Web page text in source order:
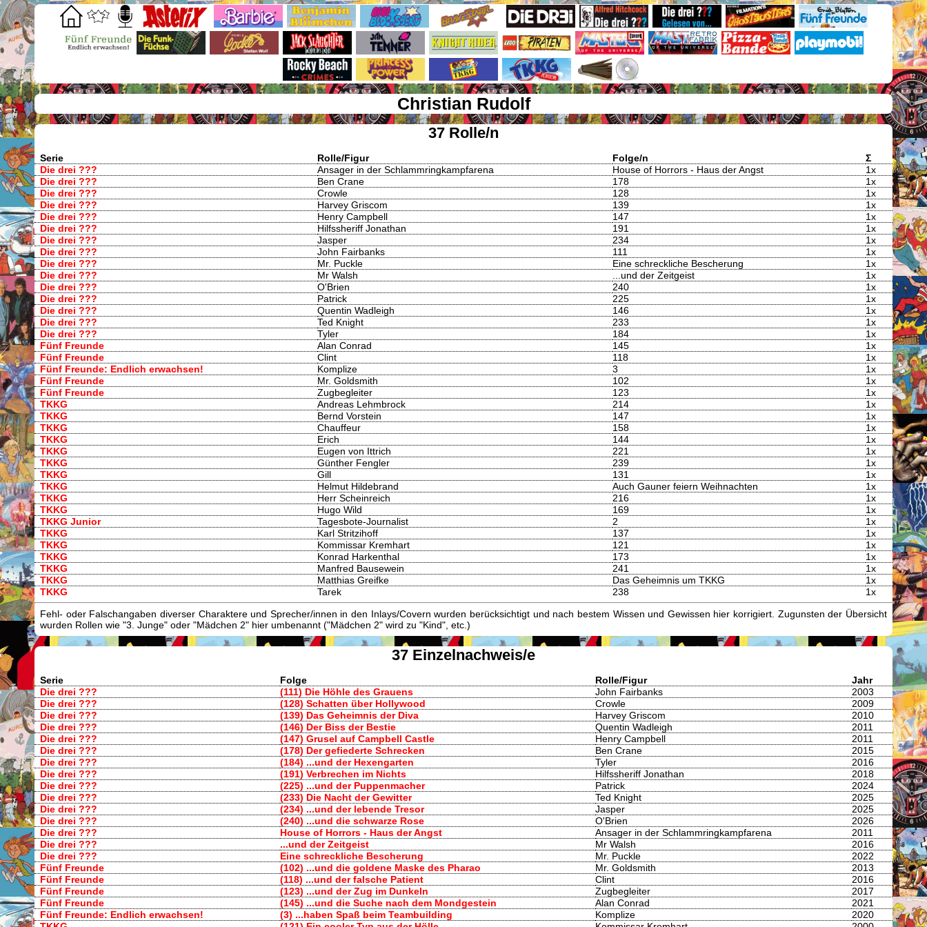
Christian Rudolf
37 Rolle/n
Serie Rolle/Figur Folge/n
Σ
Die drei ???
Ansager in der Schlammringkampfarena House of Horrors - Haus der Angst
1x
Die drei ???
Ben Crane 178
1x
Die drei ???
Crowle 128
1x
Die drei ???
Harvey Griscom 139
1x
Die drei ???
Henry Campbell 147
1x
Die drei ???
Hilfssheriff Jonathan 191
1x
Die drei ???
Jasper 234
1x
Die drei ???
John Fairbanks 111
1x
Die drei ???
Mr. Puckle Eine schreckliche Bescherung
1x
Die drei ???
Mr Walsh ...und der Zeitgeist
1x
Die drei ???
O'Brien 240
1x
Die drei ???
Patrick 225
1x
Die drei ???
Quentin Wadleigh 146
1x
Die drei ???
Ted Knight 233
1x
Die drei ???
Tyler 184
1x
Fünf Freunde
Alan Conrad 145
1x
Fünf Freunde
Clint 118
1x
Fünf Freunde: Endlich erwachsen!
Komplize 3
1x
Fünf Freunde
Mr. Goldsmith 102
1x
Fünf Freunde
Zugbegleiter 123
1x
TKKG
Andreas Lehmbrock 214
1x
TKKG
Bernd Vorstein 147
1x
TKKG
Chauffeur 158
1x
TKKG
Erich 144
1x
TKKG
Eugen von Ittrich 221
1x
TKKG
Günther Fengler 239
1x
TKKG
Gill 131
1x
TKKG
Helmut Hildebrand Auch Gauner feiern Weihnachten
1x
TKKG
Herr Scheinreich 216
1x
TKKG
Hugo Wild 169
1x
TKKG Junior
Tagesbote-Journalist 2
1x
TKKG
Karl Stritzihoff 137
1x
TKKG
Kommissar Kremhart 121
1x
TKKG
Konrad Harkenthal 173
1x
TKKG
Manfred Bausewein 241
1x
TKKG
Matthias Greifke Das Geheimnis um TKKG
1x
TKKG
Tarek 238 1x
Fehl- oder Falschangaben diverser Charaktere und Sprecher/innen in den Inlays/Covern wurden berücksichtigt und nach bestem Wissen und Gewissen hier korrigiert. Zugunsten der Übersicht
wurden Rollen wie "3. Junge" oder "Mädchen 2" hier umbenannt ("Mädchen 2" wird zu "Kind", etc.)
37 Einzelnachweis/e
Serie Folge Rolle/Figur
Jahr
Die drei ???
(111) Die Höhle des Grauens John Fairbanks
2003
Die drei ???
(128) Schatten über Hollywood Crowle
2009
Die drei ???
(139) Das Geheimnis der Diva Harvey Griscom
2010
Die drei ???
(146) Der Biss der Bestie Quentin Wadleigh
2011
Die drei ???
(147) Grusel auf Campbell Castle Henry Campbell
2011
Die drei ???
(178) Der gefiederte Schrecken Ben Crane
2015
Die drei ???
(184) ...und der Hexengarten Tyler
2016
Die drei ???
(191) Verbrechen im Nichts Hilfssheriff Jonathan
2018
Die drei ???
(225) ...und der Puppenmacher Patrick
2024
Die drei ???
(233) Die Nacht der Gewitter Ted Knight
2025
Die drei ???
(234) ...und der lebende Tresor Jasper
2025
Die drei ???
(240) ...und die schwarze Rose O'Brien
2026
Die drei ???
House of Horrors - Haus der Angst Ansager in der Schlammringkampfarena
2011
Die drei ???
...und der Zeitgeist Mr Walsh
2016
Die drei ???
Eine schreckliche Bescherung Mr. Puckle
2022
Fünf Freunde
(102) ...und die goldene Maske des Pharao Mr. Goldsmith
2013
Fünf Freunde
(118) ...und der falsche Patient Clint
2016
Fünf Freunde
(123) ...und der Zug im Dunkeln Zugbegleiter
2017
Fünf Freunde
(145) ...und die Suche nach dem Mondgestein Alan Conrad
2021
Fünf Freunde: Endlich erwachsen!
(3) ...haben Spaß beim Teambuilding Komplize
2020